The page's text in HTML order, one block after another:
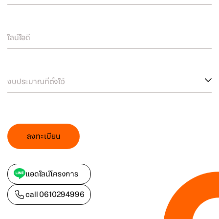
ไลน์ไอดี
งบประมาณที่ตั้งไว้
ลงทะเบียน
แอดไลน์โครงการ
call 0610294996